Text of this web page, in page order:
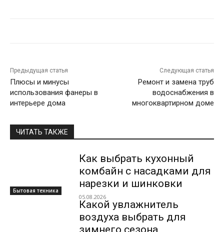
Предыдущая статья
Плюсы и минусы
использования фанеры в
интерьере дома
Следующая статья
Ремонт и замена труб
водоснабжения в
многоквартирном доме
ЧИТАТЬ ТАКЖЕ
Бытовая техника
Как выбрать кухонный
комбайн с насадками для
нарезки и шинковки
05.08.2026
Какой увлажнитель
воздуха выбрать для
зимнего сезона